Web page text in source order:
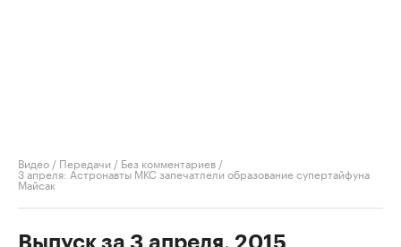
Видео / Передачи / Без комментариев /
3 апреля: Астронавты МКС запечатлели образование супертайфуна
Майсак
Выпуск за 3 апреля, 2015